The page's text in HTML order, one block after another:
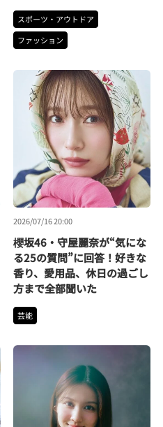
スポーツ・アウトドア
ファッション
2026/07/16 20:00
櫻坂46・守屋麗奈が“気にな
る25の質問”に回答！好きな
香り、愛用品、休日の過ごし
方まで全部聞いた
芸能